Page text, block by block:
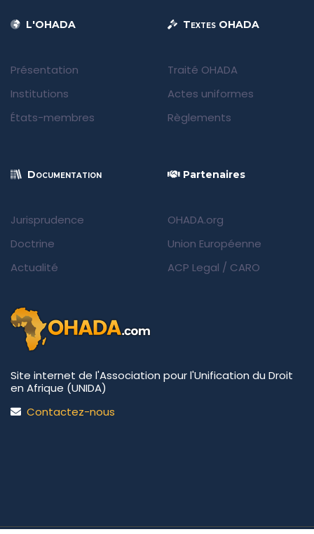
L'OHADA
Présentation
Institutions
États-membres
Textes OHADA
Traité OHADA
Actes uniformes
Règlements
Documentation
Jurisprudence
Doctrine
Actualité
Partenaires
OHADA.org
Union Européenne
ACP Legal / CARO
Site internet de l'Association pour l'Unification du Droit
en Afrique (UNIDA)
Contactez-nous